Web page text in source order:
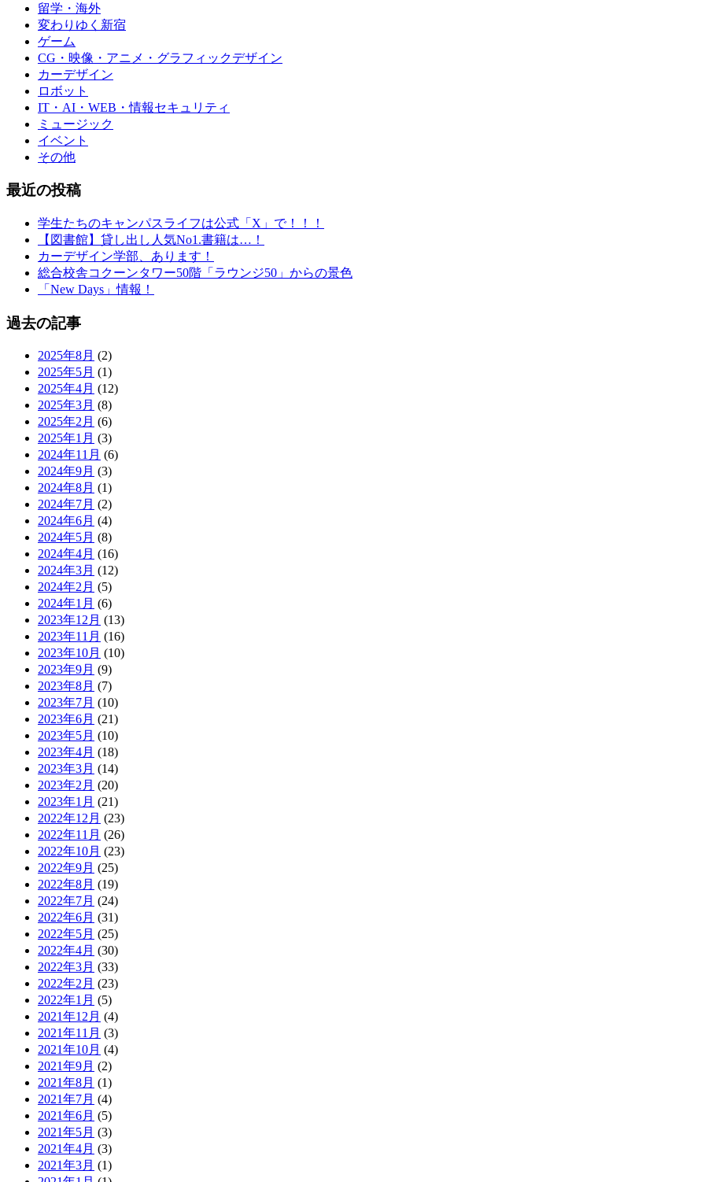
留学・海外
変わりゆく新宿
ゲーム
CG・映像・アニメ・グラフィックデザイン
カーデザイン
ロボット
IT・AI・WEB・情報セキュリティ
ミュージック
イベント
その他
最近の投稿
学生たちのキャンパスライフは公式「X」で！！！
【図書館】貸し出し人気No1.書籍は…！
カーデザイン学部、あります！
総合校舎コクーンタワー50階「ラウンジ50」からの景色
「New Days」情報！
過去の記事
2025年8月 (2)
2025年5月 (1)
2025年4月 (12)
2025年3月 (8)
2025年2月 (6)
2025年1月 (3)
2024年11月 (6)
2024年9月 (3)
2024年8月 (1)
2024年7月 (2)
2024年6月 (4)
2024年5月 (8)
2024年4月 (16)
2024年3月 (12)
2024年2月 (5)
2024年1月 (6)
2023年12月 (13)
2023年11月 (16)
2023年10月 (10)
2023年9月 (9)
2023年8月 (7)
2023年7月 (10)
2023年6月 (21)
2023年5月 (10)
2023年4月 (18)
2023年3月 (14)
2023年2月 (20)
2023年1月 (21)
2022年12月 (23)
2022年11月 (26)
2022年10月 (23)
2022年9月 (25)
2022年8月 (19)
2022年7月 (24)
2022年6月 (31)
2022年5月 (25)
2022年4月 (30)
2022年3月 (33)
2022年2月 (23)
2022年1月 (5)
2021年12月 (4)
2021年11月 (3)
2021年10月 (4)
2021年9月 (2)
2021年8月 (1)
2021年7月 (4)
2021年6月 (5)
2021年5月 (3)
2021年4月 (3)
2021年3月 (1)